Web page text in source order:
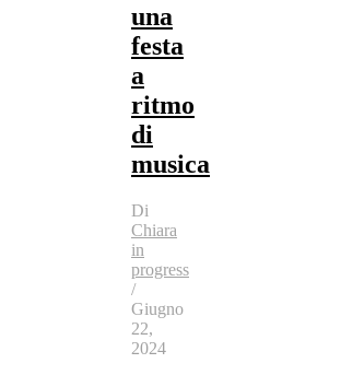
una
festa
a
ritmo
di
musica
Di
Chiara
in
progress
/
Giugno
22,
2024